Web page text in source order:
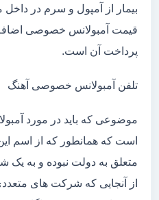
بیمار از آمپول و سرم در داخل
قیمت آمبولانس خصوصی
پرداخت آن است.
تلفن آمبولانس خصوصی آهنگ
موضوعی که باید در مورد
است که همانطور که از اسم
متعلق به دولت نبوده و به
از آنجایی که شرکت های